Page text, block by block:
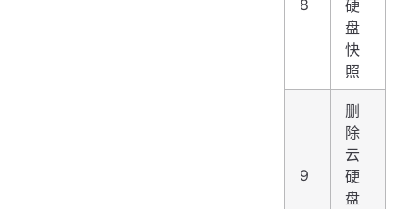
8
硬
盘
快
照
9
删
除
云
硬
盘